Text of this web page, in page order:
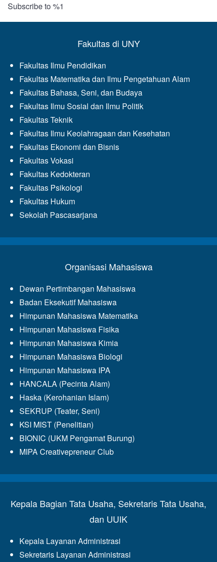
Ramah
Mahasiswa
Fermentasi
Subscribe to %1
Fakultas di UNY
Fakultas Ilmu Pendidikan
Fakultas Matematika dan Ilmu Pengetahuan Alam
Fakultas Bahasa, Seni, dan Budaya
Fakultas Ilmu Sosial dan Ilmu Politik
Fakultas Teknik
Fakultas Ilmu Keolahragaan dan Kesehatan
Fakultas Ekonomi dan Bisnis
Fakultas Vokasi
Fakultas Kedokteran
Fakultas Psikologi
Fakultas Hukum
Sekolah Pascasarjana
Organisasi Mahasiswa
Dewan Pertimbangan Mahasiswa
Badan Eksekutif Mahasiswa
Himpunan Mahasiswa Matematika
Himpunan Mahasiswa Fisika
Himpunan Mahasiswa Kimia
Himpunan Mahasiswa Biologi
Himpunan Mahasiswa IPA
HANCALA (Pecinta Alam)
Haska (Kerohanian Islam)
SEKRUP (Teater, Seni)
KSI MIST (Penelitian)
BIONIC (UKM Pengamat Burung)
MIPA Creativepreneur Club
Kepala Bagian Tata Usaha, Sekretaris Tata Usaha,
dan UUIK
Kepala Layanan Administrasi
Sekretaris Layanan Administrasi